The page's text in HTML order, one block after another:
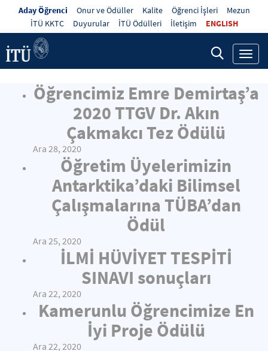
Aday Öğrenci Onur ve Ödüller Kalite Öğrenci İşleri
Mezun
İTÜ KKTC
Duyurular İTÜ Ödülleri İletişim ENGLISH
Öğrencimiz Emre Demirtaş’a
2020 TTGV Dr. Akın
Çakmakcı Tez Ödülü
Ara 28, 2020
Öğretim Üyelerimizin
Antarktika’daki Bilimsel
Çalışmalarına TÜBA’dan
Ödül
Ara 25, 2020
İLMİ HÜVİYET TESPİTİ
SINAVI sonuçları
Ara 22, 2020
Kamerunlu Öğrencimize En
İyi Proje Ödülü
Ara 22, 2020